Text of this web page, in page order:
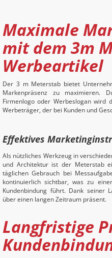
Maximale
mit dem 3m
Werbeartikel
Der 3 m Meterstab bietet
Markenpräsenz zu maximieren.
Firmenlogo oder Werbeslogan wird
Werbeträger, der bei Kunden und
Effektives
Als nützliches Werkzeug in
und Architektur ist der Meterstab
täglichen Gebrauch bei
kontinuierlich sichtbar, was zu
Kundenbindung führt. Dank seiner
über einen langen Zeitraum präsent.
Langfristige